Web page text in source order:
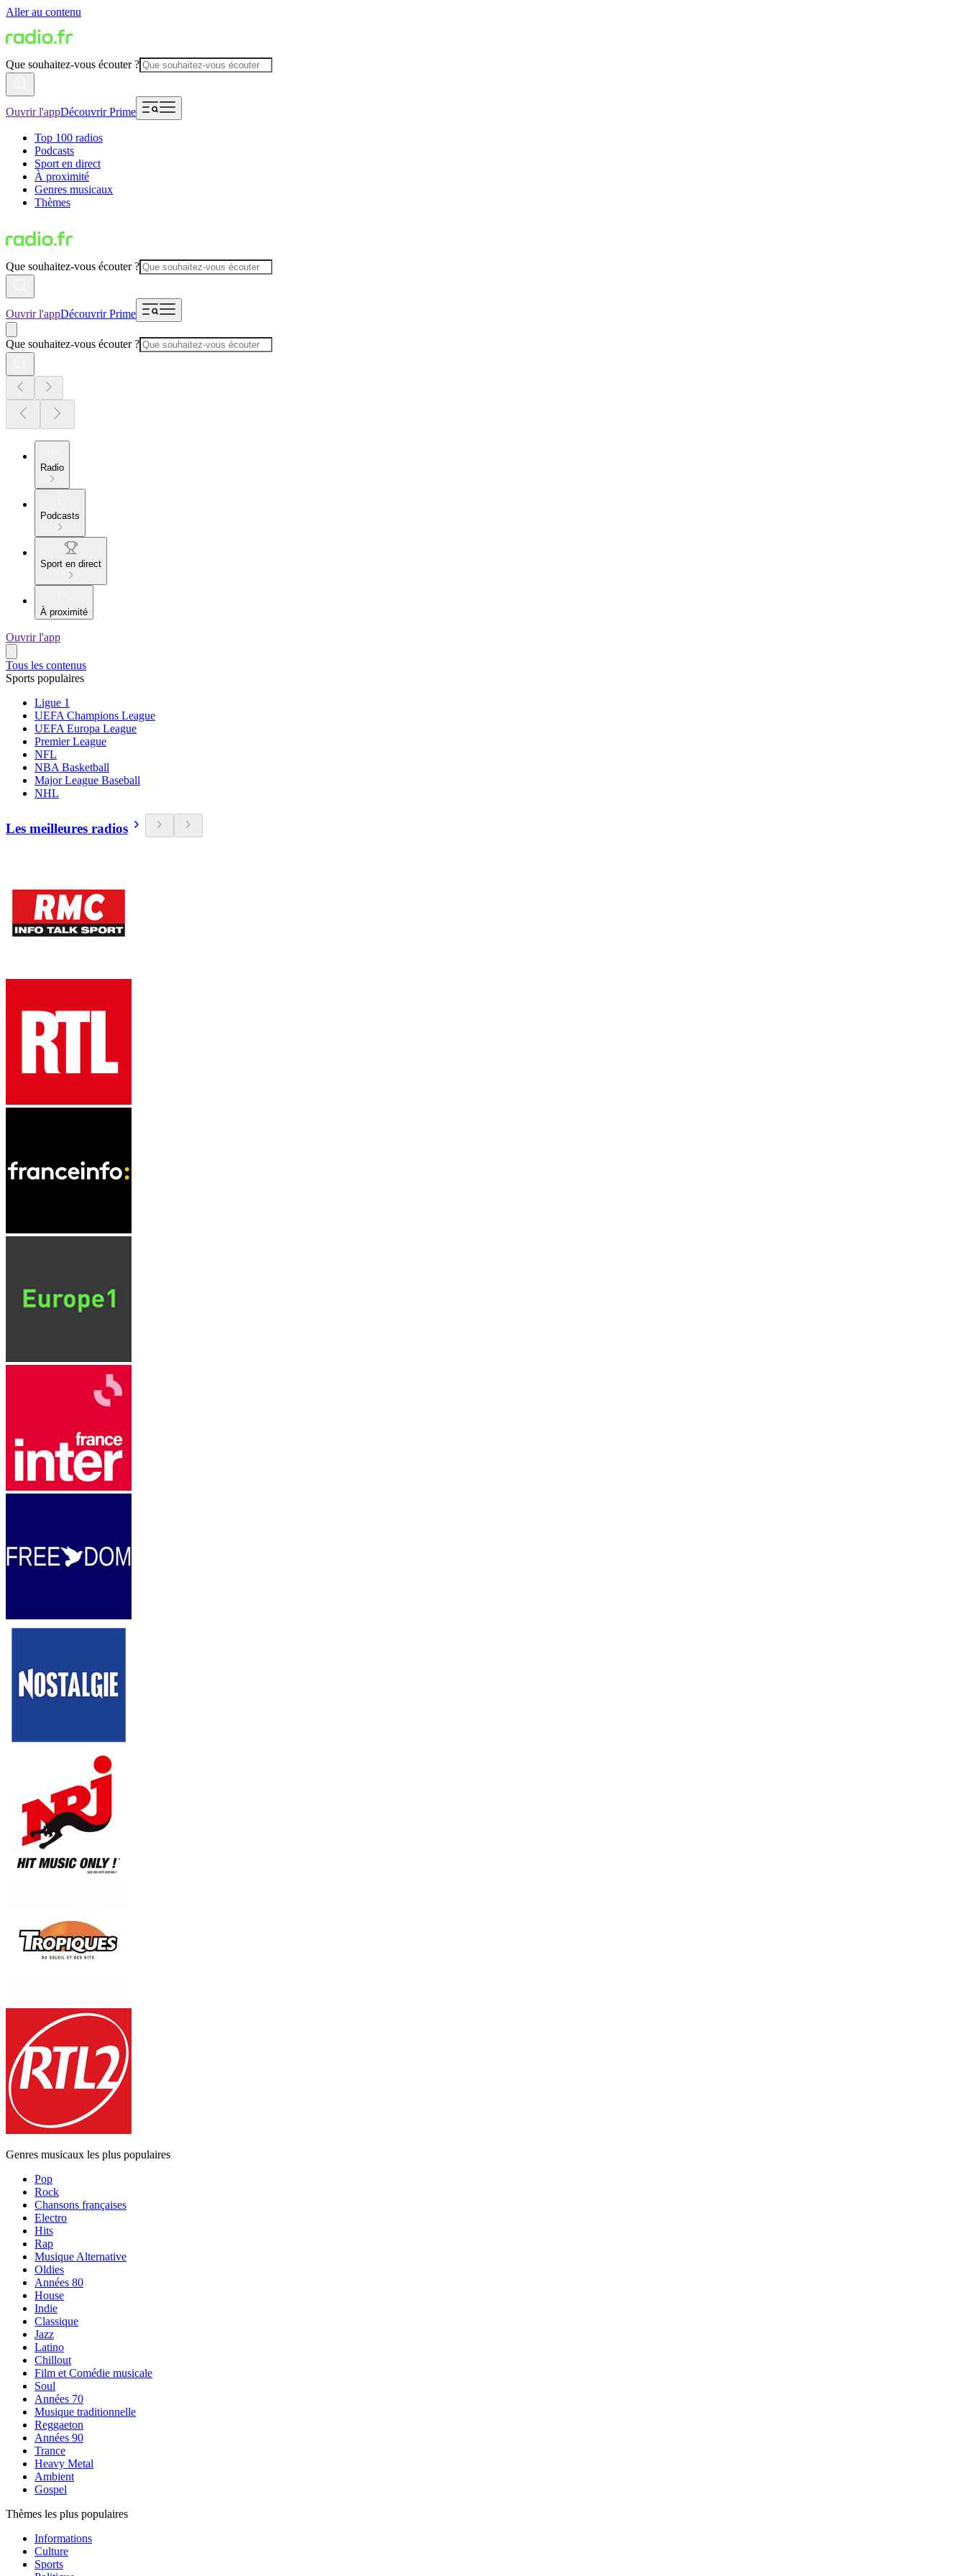
Aller au contenu
Que souhaitez-vous écouter ?
Ouvrir l'appDécouvrir Prime
Top 100 radios
Podcasts
Sport en direct
À proximité
Genres musicaux
Thèmes
Que souhaitez-vous écouter ?
Ouvrir l'appDécouvrir Prime
Que souhaitez-vous écouter ?
Radio
Podcasts
Sport en direct
À proximité
Ouvrir l'app
Tous les contenus
Sports populaires
Ligue 1
UEFA Champions League
UEFA Europa League
Premier League
NFL
NBA Basketball
Major League Baseball
NHL
Les meilleures radios
Genres musicaux les plus populaires
Pop
Rock
Chansons françaises
Electro
Hits
Rap
Musique Alternative
Oldies
Années 80
House
Indie
Classique
Jazz
Latino
Chillout
Film et Comédie musicale
Soul
Années 70
Musique traditionnelle
Reggaeton
Années 90
Trance
Heavy Metal
Ambient
Gospel
Thèmes les plus populaires
Informations
Culture
Sports